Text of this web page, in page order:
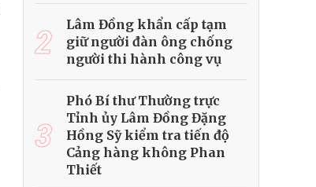
2
Lâm Đồng khẩn cấp tạm
giữ người đàn ông chống
người thi hành công vụ
3
Phó Bí thư Thường trực
Tỉnh ủy Lâm Đồng Đặng
Hồng Sỹ kiểm tra tiến độ
Cảng hàng không Phan
Thiết